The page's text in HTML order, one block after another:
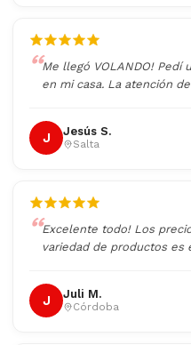
Me llegó VOLANDO! Pedí
en mi casa. La atención de
J Jesús S.
Salta
Excelente todo! Los
variedad de productos es
J Juli M.
Córdoba